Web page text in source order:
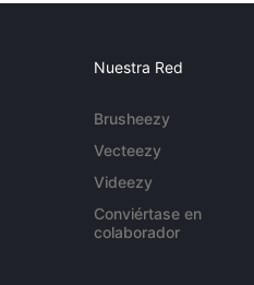
Nuestra Red
Brusheezy
Vecteezy
Videezy
Conviértase en
colaborador